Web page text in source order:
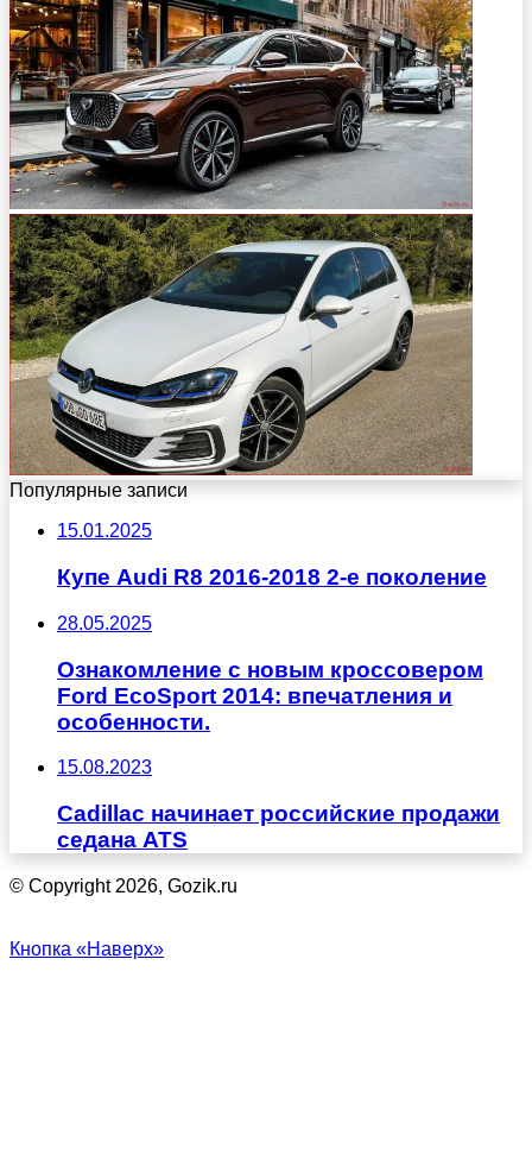
Популярные записи
15.01.2025
Купе Audi R8 2016-2018 2-е поколение
28.05.2025
Ознакомление с новым кроссовером
Ford EcoSport 2014: впечатления и
особенности.
15.08.2023
Cadillac начинает российские продажи
седана ATS
© Copyright 2026, Gozik.ru
Кнопка «Наверх»